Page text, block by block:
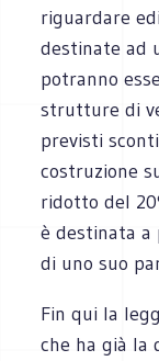
riguardare
destinate ad
potranno
strutture di
previsti
costruzione
ridotto del
è destinata a
di uno suo
Fin qui la
che ha già la